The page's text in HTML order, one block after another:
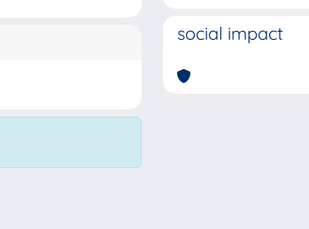
social impact